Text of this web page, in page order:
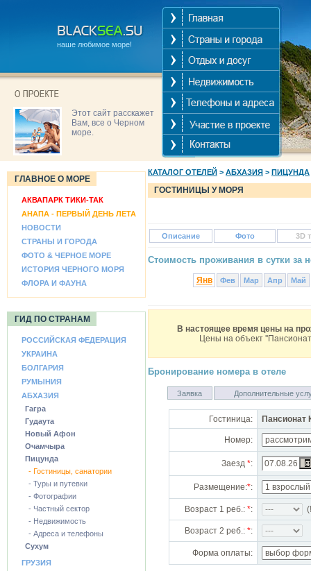
наше любимое море!
Этот сайт расскажет
Вам, все о Черном
море.
ГЛАВНОЕ О МОРЕ
АКВАПАРК ТИКИ-ТАК
АНАПА - ПЕРВЫЙ ДЕНЬ ЛЕТА
НОВОСТИ
СТРАНЫ И ГОРОДА
ФОТО & ЧЕРНОЕ МОРЕ
ИСТОРИЯ ЧЕРНОГО МОРЯ
ФЛОРА И ФАУНА
ГИД ПО СТРАНАМ
РОССИЙСКАЯ ФЕДЕРАЦИЯ
УКРАИНА
БОЛГАРИЯ
РУМЫНИЯ
АБХАЗИЯ
Гагра
Гудаута
Новый Афон
Очамчыра
Пицунда
- Гостиницы, санатории
- Туры и путевки
- Фотографии
- Частный сектор
- Недвижимость
- Адреса и телефоны
Сухум
ГРУЗИЯ
КАТАЛОГ ОТЕЛЕЙ > АБХАЗИЯ > ПИЦУНДА
ГОСТИНИЦЫ У МОРЯ
Описание Фото 3D
Стоимость проживания в сутки за
Янв Фев Мар Апр Май
В настоящее время цены на
Цены на объект ''
Бронирование номера в отеле
Заявка Дополнительные
Гостиница: Пансионат
Номер:
Заезд *:
Размещение:*:
Возраст 1 реб.: *:
Возраст 2 реб.: *:
Форма оплаты: